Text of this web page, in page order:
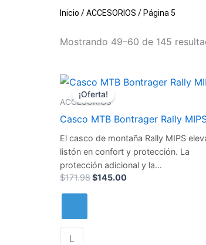
Inicio /ACCESORIOS / Página 5
Mostrando 49–60 de 145
¡Oferta!
ACCESORIOS
Casco MTB Bontrager Rally
El casco de montaña Rally MIPS
listón en confort y protección. La
protección adicional y la…
$171.98
El
precio
original
$171.98.
$145.00
El
precio
$145.00.
L